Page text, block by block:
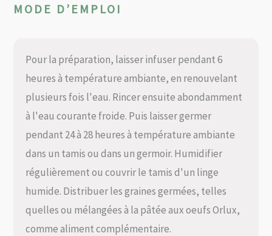
MODE D’EMPLOI
Pour la préparation, laisser infuser pendant 6
heures à température ambiante, en renouvelant
plusieurs fois l'eau. Rincer ensuite abondamment
à l'eau courante froide. Puis laisser germer
pendant 24 à 28 heures à température ambiante
dans un tamis ou dans un germoir. Humidifier
régulièrement ou couvrir le tamis d'un linge
humide. Distribuer les graines germées, telles
quelles ou mélangées à la pâtée aux oeufs Orlux,
comme aliment complémentaire.